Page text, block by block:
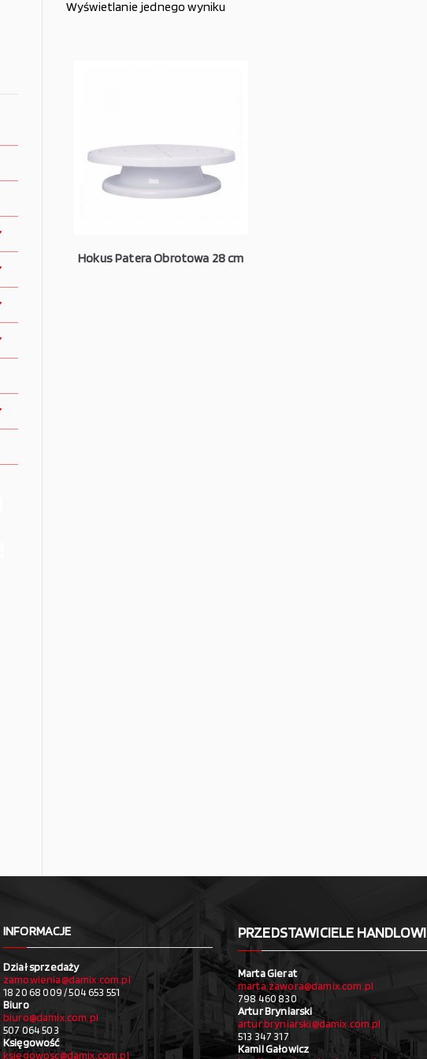
Wyświetlanie jednego wyniku
Hokus Patera Obrotowa 28 cm
INFORMACJE
Dział sprzedaży
zamowienia@damix.com.pl
18 20 68 009 / 504 653 551
Biuro
biuro@damix.com.pl
507 064 503
Księgowość
ksiegowosc@damix.com.pl
PRZEDSTAWICIELE HANDLOWI
Marta Gierat
marta.zawora@damix.com.pl
798 460 830
Artur Bryniarski
artur.bryniarski@damix.com.pl
513 347 317
Kamil Gałowicz